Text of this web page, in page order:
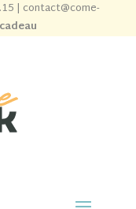
| contact@come-